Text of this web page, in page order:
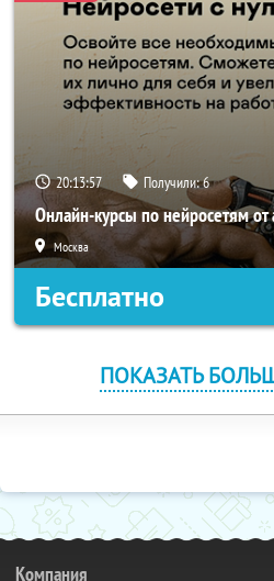
20:13:57 Получили:6
Онлайн-курсы по нейросетям
Москва
Бесплатно
ПОКАЗАТЬ
Компания